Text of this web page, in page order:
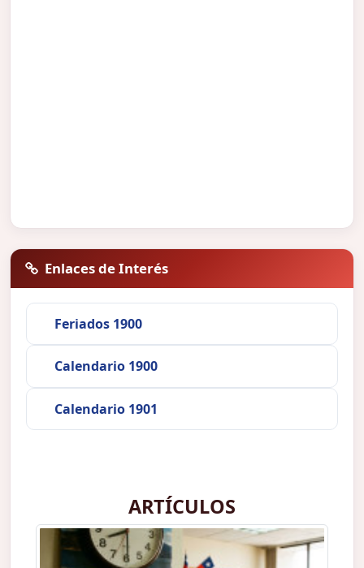
Enlaces de Interés
Feriados 1900
Calendario 1900
Calendario 1901
ARTÍCULOS